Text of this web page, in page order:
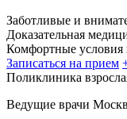
Заботливые и
Доказательная
Комфортные условия
Записаться на прием
Поликлиника
Ведущие врачи